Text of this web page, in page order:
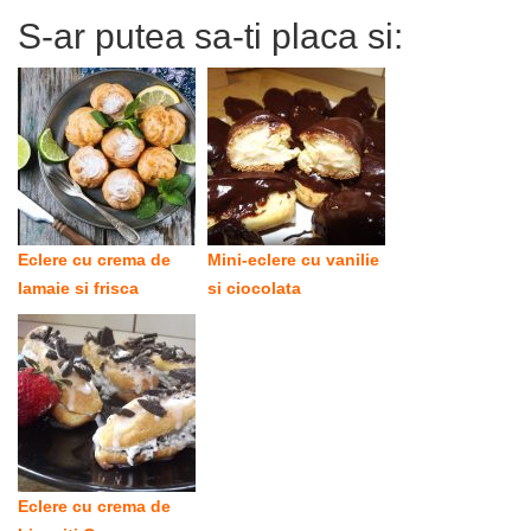
S-ar putea sa-ti placa si:
Eclere cu crema de
lamaie si frisca
Mini-eclere cu vanilie
si ciocolata
Eclere cu crema de